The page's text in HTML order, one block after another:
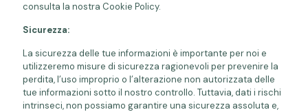
consulta la nostra Cookie Policy.
Sicurezza:
La sicurezza delle tue informazioni è importante per noi e
utilizzeremo misure di sicurezza ragionevoli per prevenire la
perdita, l’uso improprio o l’alterazione non autorizzata delle
tue informazioni sotto il nostro controllo. Tuttavia, dati i rischi
intrinseci, non possiamo garantire una sicurezza assoluta e,